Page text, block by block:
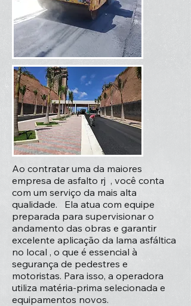
Ao contratar uma da maiores
empresa de asfalto rj , você conta
com um serviço da mais alta
qualidade. Ela atua com equipe
preparada para supervisionar o
andamento das obras e garantir
excelente aplicação da lama asfáltica
no local , o que é essencial à
segurança de pedestres e
motoristas. Para isso, a operadora
utiliza matéria-prima selecionada e
equipamentos novos.